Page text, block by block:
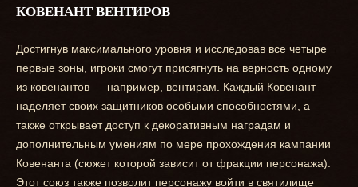
КОВЕНАНТ ВЕНТИРОВ
Достигнув максимального уровня и исследовав все четыре
первые зоны, игроки смогут присягнуть на верность одному
из ковенантов — например, вентирам. Каждый Ковенант
наделяет своих защитников особыми способностями, а
также открывает доступ к декоративным наградам и
дополнительным умениям по мере прохождения кампании
Ковенанта (сюжет которой зависит от фракции персонажа).
Этот союз также позволит персонажу войти в святилище